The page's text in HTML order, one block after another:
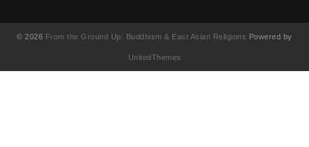
© 2026 From the Ground Up: Buddhism & East Asian Religions Powered by
UnitedThemes